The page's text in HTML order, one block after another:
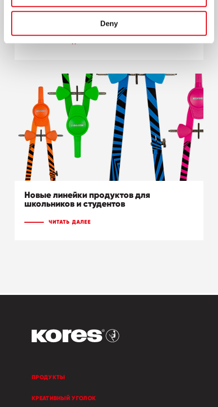
Deny
Пусть твой рабочий стол засветится
Новые линейки продуктов для
школьников и студентов
ЧИТАТЬ ДАЛЕЕ
ПРОДУКТЫ
КРЕАТИВНЫЙ УГОЛОК